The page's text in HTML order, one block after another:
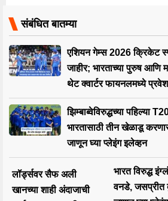
संबंधित बातम्या
एशियन गेम्स 2026 क्रिकेट
जाहीर; भारताच्या पुरुष आणि
थेट क्वार्टर फायनलमध्ये प्रवेश
झिम्बाब्वेविरुद्धच्या पहिल्या
भारतासाठी तीन खेळाडू
जाणून घ्या प्लेइंग इलेव्हन
लॉर्ड्सवर सैफ अली
खानच्या शाही अंदाजाची
भारत विरुद्ध
वनडे, जसप्रीत